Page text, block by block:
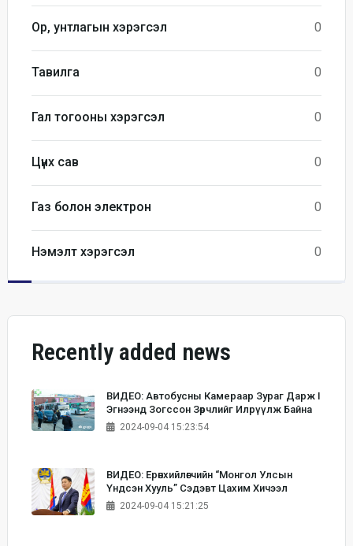
Ор, унтлагын хэрэгсэл 0
Тавилга 0
Гал тогооны хэрэгсэл 0
Цүнх сав 0
Газ болон электрон 0
Нэмэлт хэрэгсэл 0
Recently added news
ВИДЕО: Автобусны Камераар Зураг Дарж I
Эгнээнд Зогссон Зөрчлийг Илрүүлж Байна
2024-09-04 15:23:54
ВИДЕО: Ерөнхийлөгчийн “Монгол Улсын
Үндсэн Хууль” Сэдэвт Цахим Хичээл
2024-09-04 15:21:25